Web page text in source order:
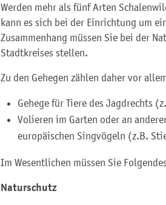
Werden mehr als fünf Arten
kann es sich bei der Einrichtung um
Zusammenhang müssen Sie bei der
Stadtkreises stellen.
Zu den Gehegen zählen daher vor
Gehege für Tiere des Jagdrechts
Volieren im Garten oder an
europäischen Singvögeln (z.B.
Im Wesentlichen müssen Sie
Naturschutz